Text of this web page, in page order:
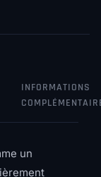
INFORMATIONS
un